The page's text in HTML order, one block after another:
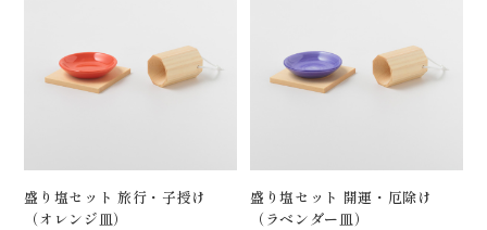
盛り塩セット 旅行・子授け
（オレンジ皿）
盛り塩セット 開運・厄除け
（ラベンダー皿）